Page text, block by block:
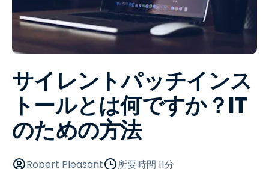
サイレントパッチインス
トールとは何ですか？IT
のための方法
Robert Pleasant
所要時間 11分